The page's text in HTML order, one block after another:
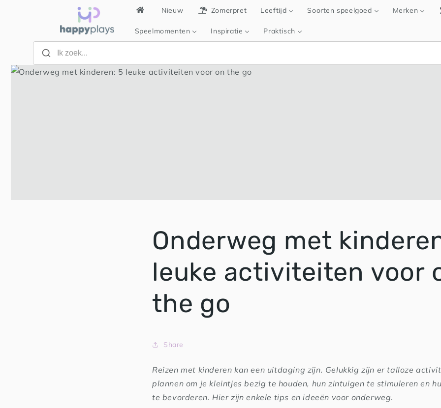
Nieuw Zomerpret Leeftijd Soorten speelgoed Merken
Speelmomenten Inspiratie Praktisch
Onderweg met
leuke activiteiten voor
the go
Share
Reizen met kinderen kan een uitdaging zijn. Gelukkig zijn er talloze
plannen om je kleintjes bezig te houden, hun zintuigen te stimuleren en
te bevorderen. Hier zijn enkele tips en ideeën voor onderweg.